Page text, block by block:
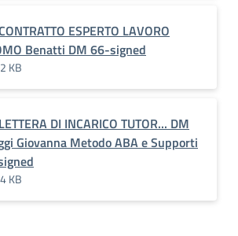
ESPERTO LAVORO
Benatti DM 66-signed
KB
DI INCARICO TUTOR... DM
Giovanna Metodo ABA e Supporti
KB